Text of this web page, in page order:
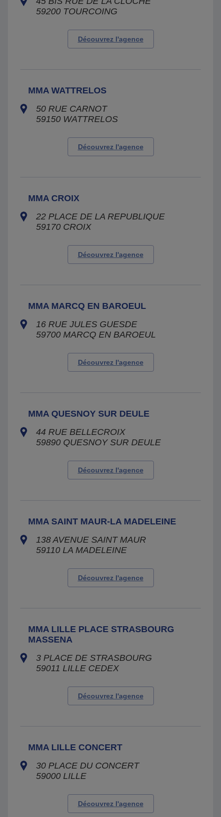
59200 TOURCOING
Découvrez l'agence
MMA WATTRELOS
50 RUE CARNOT
59150 WATTRELOS
Découvrez l'agence
MMA CROIX
22 PLACE DE LA REPUBLIQUE
59170 CROIX
Découvrez l'agence
MMA MARCQ EN BAROEUL
16 RUE JULES GUESDE
59700 MARCQ EN BAROEUL
Découvrez l'agence
MMA QUESNOY SUR DEULE
44 RUE BELLECROIX
59890 QUESNOY SUR DEULE
Découvrez l'agence
MMA SAINT MAUR-LA MADELEINE
138 AVENUE SAINT MAUR
59110 LA MADELEINE
Découvrez l'agence
MMA LILLE PLACE STRASBOURG
MASSENA
3 PLACE DE STRASBOURG
59011 LILLE CEDEX
Découvrez l'agence
MMA LILLE CONCERT
30 PLACE DU CONCERT
59000 LILLE
Découvrez l'agence